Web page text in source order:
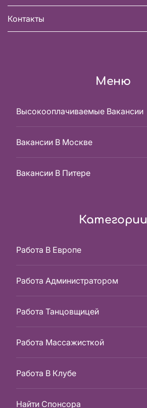
Контакты
Меню
Высокооплачиваемые Вакансии
Вакансии В Москве
Вакансии В Питере
Категории
Работа В Европе
Работа Администратором
Работа Танцовщицей
Работа Массажисткой
Работа В Клубе
Найти Спонсора